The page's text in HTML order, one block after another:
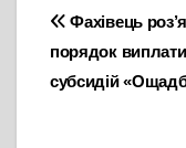
записів
Фахівець
порядок виплати
субсидій